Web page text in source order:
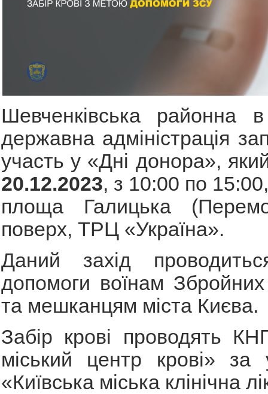
Шевченківська районна в
державна адміністрація
участь у «Дні донора»,
20.12.2023, з 10:00 по
площа Галицька
поверх, ТРЦ «Україна».
Даний захід
допомоги воїнам
та мешканцям міста Києва.
Забір крові проводять
міський центр крові»
«Київська міська клінічна